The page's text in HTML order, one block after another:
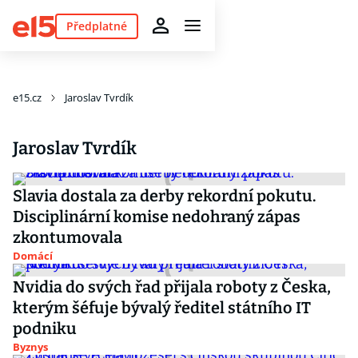
Předplatné
e15.cz Jaroslav Tvrdík
Jaroslav Tvrdík
Slavia dostala za derby rekordní pokutu.
Disciplinární komise nedohraný zápas
zkontumovala
Domácí
Nvidia do svých řad přijala roboty z Česka,
kterým šéfuje bývalý ředitel státního IT
podniku
Byznys